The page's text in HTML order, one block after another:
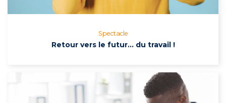
Spectacle
Retour vers le futur… du travail !